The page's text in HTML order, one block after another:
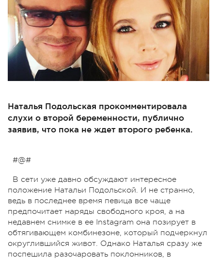
Наталья Подольская прокомментировала
слухи о второй беременности, публично
заявив, что пока не ждет второго ребенка.
#@#
В сети уже давно обсуждают интересное
положение Натальи Подольской. И не странно,
ведь в последнее время певица все чаще
предпочитает наряды свободного кроя, а на
недавнем снимке в ее Instagram она позирует в
обтягивающем комбинезоне, который подчеркнул
округлившийся живот. Однако Наталья сразу же
поспешила разочаровать поклонников, в